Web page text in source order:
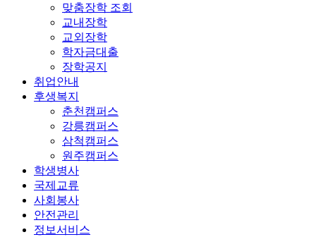
맞춤장학 조회
교내장학
교외장학
학자금대출
장학공지
취업안내
후생복지
춘천캠퍼스
강릉캠퍼스
삼척캠퍼스
원주캠퍼스
학생병사
국제교류
사회봉사
안전관리
정보서비스